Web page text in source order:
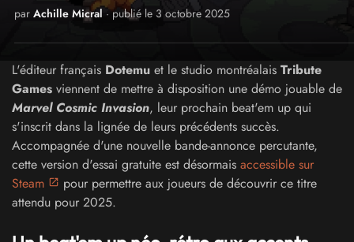
par Achille Micral · publié le 3 octobre 2025
L'éditeur français Dotemu et le studio montréalais Tribute
Games viennent de mettre à disposition une démo jouable de
Marvel Cosmic Invasion, leur prochain beat'em up qui
s'inscrit dans la lignée de leurs précédents succès.
Accompagnée d'une nouvelle bande-annonce percutante,
cette version d'essai gratuite est désormais accessible sur
Steam
pour permettre aux joueurs de découvrir ce titre
attendu pour 2025.